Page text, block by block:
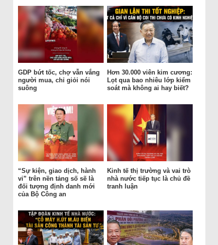
GDP bứt tốc, chợ vẫn vắng
người mua, chỉ giỏi nói
suông
Hơn 30.000 viên kim cương:
Lọt qua bao nhiêu lớp kiểm
soát mà không ai hay biết?
“Sự kiện, giao dịch, hành
vi” trên nền tảng số sẽ là
đối tượng định danh mới
của Bộ Công an
Kinh tế thị trường và vai trò
nhà nước tiếp tục là chủ đề
tranh luận